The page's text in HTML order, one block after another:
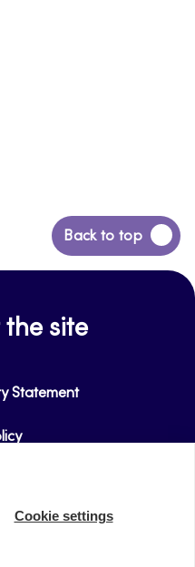
Back to top
Back
to
site
Statement
Cookie settings